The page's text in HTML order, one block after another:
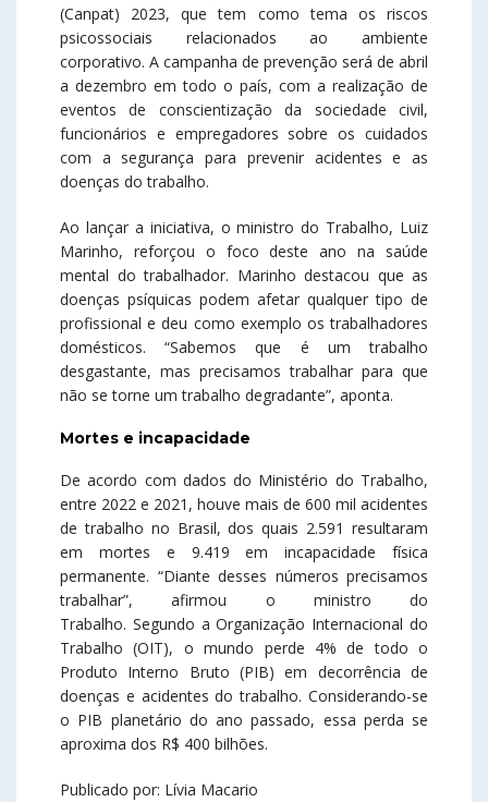
(Canpat) 2023, que tem como tema os riscos
psicossociais relacionados ao ambiente
corporativo. A campanha de prevenção será de abril
a dezembro em todo o país, com a realização de
eventos de conscientização da sociedade civil,
funcionários e empregadores sobre os cuidados
com a segurança para prevenir acidentes e as
doenças do trabalho.
Ao lançar a iniciativa, o ministro do Trabalho, Luiz
Marinho, reforçou o foco deste ano na saúde
mental do trabalhador. Marinho destacou que as
doenças psíquicas podem afetar qualquer tipo de
profissional e deu como exemplo os trabalhadores
domésticos. “Sabemos que é um trabalho
desgastante, mas precisamos trabalhar para que
não se torne um trabalho degradante”, aponta.
Mortes e incapacidade
De acordo com dados do Ministério do Trabalho,
entre 2022 e 2021, houve mais de 600 mil acidentes
de trabalho no Brasil, dos quais 2.591 resultaram
em mortes e 9.419 em incapacidade física
permanente. “Diante desses números precisamos
trabalhar”, afirmou o ministro do
Trabalho. Segundo a Organização Internacional do
Trabalho (OIT), o mundo perde 4% de todo o
Produto Interno Bruto (PIB) em decorrência de
doenças e acidentes do trabalho. Considerando-se
o PIB planetário do ano passado, essa perda se
aproxima dos R$ 400 bilhões.
Publicado por: Lívia Macario